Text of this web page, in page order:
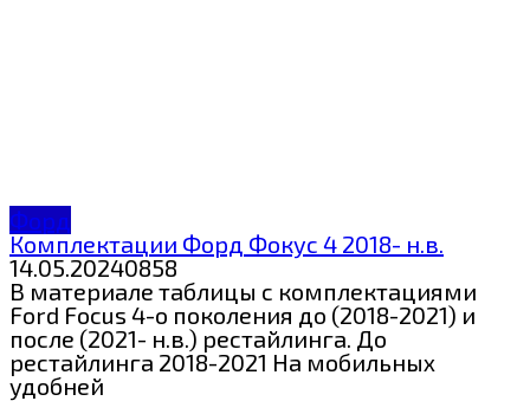
Форд
Комплектации Форд Фокус 4 2018- н.в.
14.05.20240858
В материале таблицы с комплектациями
Ford Focus 4-о поколения до (2018-2021) и
после (2021- н.в.) рестайлинга. До
рестайлинга 2018-2021 На мобильных
удобней